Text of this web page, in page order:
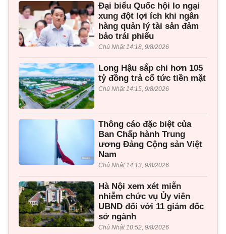
Đại biểu Quốc hội lo ngại
xung đột lợi ích khi ngân
hàng quản lý tài sản đảm
bảo trái phiếu
Chủ Nhật 14:18, 9/8/2026
Long Hậu sắp chi hơn 105
tỷ đồng trả cổ tức tiền mặt
Chủ Nhật 14:15, 9/8/2026
Thông cáo đặc biệt của
Ban Chấp hành Trung
ương Đảng Cộng sản Việt
Nam
Chủ Nhật 14:13, 9/8/2026
Hà Nội xem xét miễn
nhiễm chức vụ Ủy viên
UBND đối với 11 giám đốc
sở ngành
Chủ Nhật 10:52, 9/8/2026